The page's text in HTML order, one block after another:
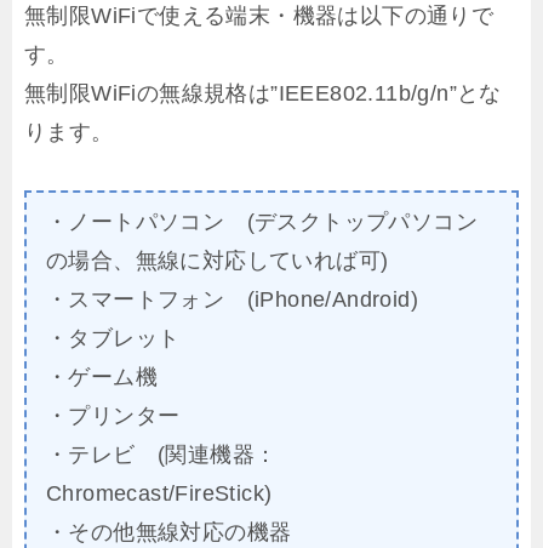
無制限WiFiで使える端末・機器は以下の通りで
す。
無制限WiFiの無線規格は”IEEE802.11b/g/n”とな
ります。
・ノートパソコン (デスクトップパソコン
の場合、無線に対応していれば可)
・スマートフォン (iPhone/Android)
・タブレット
・ゲーム機
・プリンター
・テレビ (関連機器：
Chromecast/FireStick)
・その他無線対応の機器